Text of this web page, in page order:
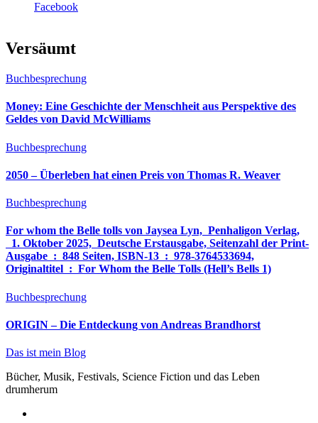
Facebook
Versäumt
Buchbesprechung
Money: Eine Geschichte der Menschheit aus Perspektive des
Geldes von David McWilliams
Buchbesprechung
2050 – Überleben hat einen Preis von Thomas R. Weaver
Buchbesprechung
For whom the Belle tolls von Jaysea Lyn, ‎ Penhaligon Verlag,
‎ 1. Oktober 2025, ‎ Deutsche Erstausgabe, Seitenzahl der Print-
Ausgabe ‏ : ‎ 848 Seiten, ISBN-13 ‏ : ‎ 978-3764533694,
Originaltitel ‏ : ‎ For Whom the Belle Tolls (Hell’s Bells 1)
Buchbesprechung
ORIGIN – Die Entdeckung von Andreas Brandhorst
Das ist mein Blog
Bücher, Musik, Festivals, Science Fiction und das Leben
drumherum